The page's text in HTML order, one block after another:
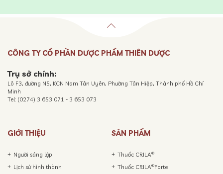
CÔNG TY CỔ PHẦN DƯỢC PHẨM THIÊN DƯỢC
Trụ sở chính:
Lô F3, đường N5, KCN Nam Tân Uyên, Phường Tân Hiệp, Thành phố Hồ Chí
Minh
Tel: (0274) 3 653 071 - 3 653 073
GIỚI THIỆU
Người sáng lập
Lịch sử hình thành
SẢN PHẨM
Thuốc CRILA®
Thuốc CRILA®Forte